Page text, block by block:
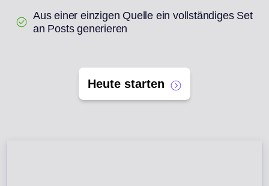
Aus einer einzigen Quelle ein vollständiges Set
an Posts generieren
Heute starten